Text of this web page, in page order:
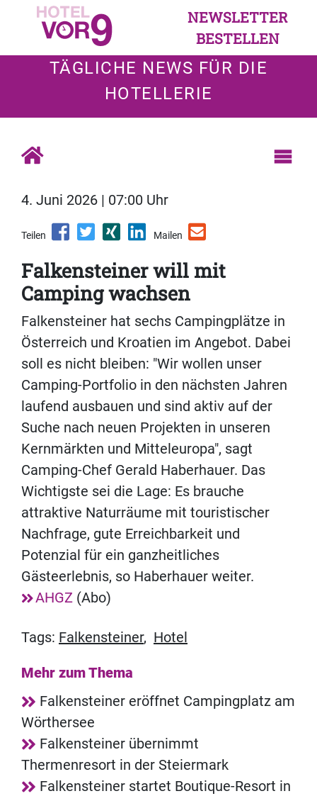
NEWSLETTER
BESTELLEN
TÄGLICHE NEWS FÜR DIE
HOTELLERIE
4. Juni 2026 | 07:00 Uhr
Teilen Mailen
Falkensteiner will mit
Camping wachsen
Falkensteiner hat sechs Campingplätze in
Österreich und Kroatien im Angebot. Dabei
soll es nicht bleiben: "Wir wollen unser
Camping-Portfolio in den nächsten Jahren
laufend ausbauen und sind aktiv auf der
Suche nach neuen Projekten in unseren
Kernmärkten und Mitteleuropa", sagt
Camping-Chef Gerald Haberhauer. Das
Wichtigste sei die Lage: Es brauche
attraktive Naturräume mit touristischer
Nachfrage, gute Erreichbarkeit und
Potenzial für ein ganzheitliches
Gästeerlebnis, so Haberhauer weiter.
AHGZ (Abo)
Tags: Falkensteiner, Hotel
Mehr zum Thema
Falkensteiner eröffnet Campingplatz am
Wörthersee
Falkensteiner übernimmt
Thermenresort in der Steiermark
Falkensteiner startet Boutique-Resort in